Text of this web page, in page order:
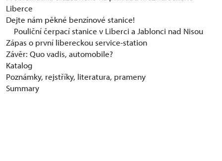
Liberce
Dejte nám pěkné benzínové stanice!
Pouliční čerpací stanice v Liberci a Jablonci nad Nisou
Zápas o první libereckou service-station
Závěr: Quo vadis, automobile?
Katalog
Poznámky, rejstříky, literatura, prameny
Summary